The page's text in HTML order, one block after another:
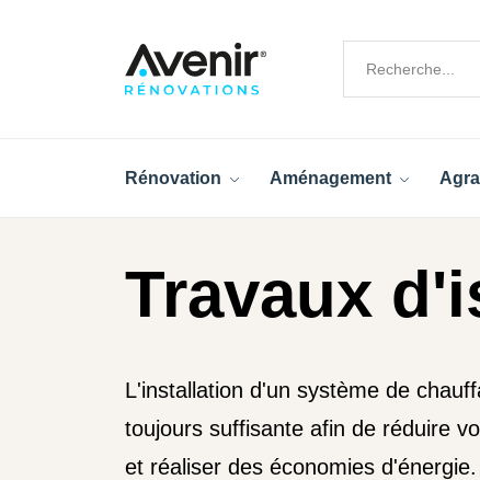
Rénovation Aménagement
Travaux
L'installation d'un système de
toujours suffisante afin de réduire
et réaliser des économies